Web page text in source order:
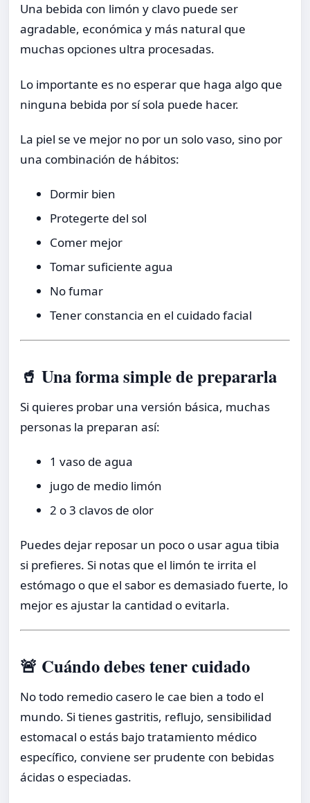
Una bebida con limón y clavo puede ser
agradable, económica y más natural que
muchas opciones ultra procesadas.
Lo importante es no esperar que haga algo que
ninguna bebida por sí sola puede hacer.
La piel se ve mejor no por un solo vaso, sino por
una combinación de hábitos:
Dormir bien
Protegerte del sol
Comer mejor
Tomar suficiente agua
No fumar
Tener constancia en el cuidado facial
🥤 Una forma simple de prepararla
Si quieres probar una versión básica, muchas
personas la preparan así:
1 vaso de agua
jugo de medio limón
2 o 3 clavos de olor
Puedes dejar reposar un poco o usar agua tibia
si prefieres. Si notas que el limón te irrita el
estómago o que el sabor es demasiado fuerte, lo
mejor es ajustar la cantidad o evitarla.
🚨 Cuándo debes tener cuidado
No todo remedio casero le cae bien a todo el
mundo. Si tienes gastritis, reflujo, sensibilidad
estomacal o estás bajo tratamiento médico
específico, conviene ser prudente con bebidas
ácidas o especiadas.